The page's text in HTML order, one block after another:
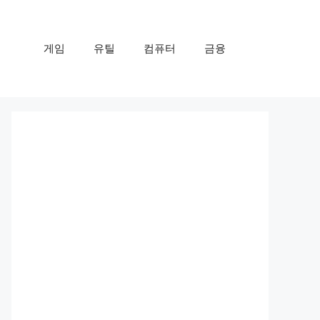
게임 유틸 컴퓨터 금융